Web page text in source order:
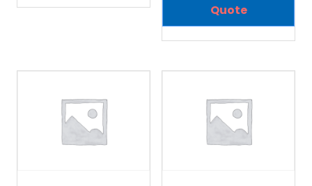
Quote